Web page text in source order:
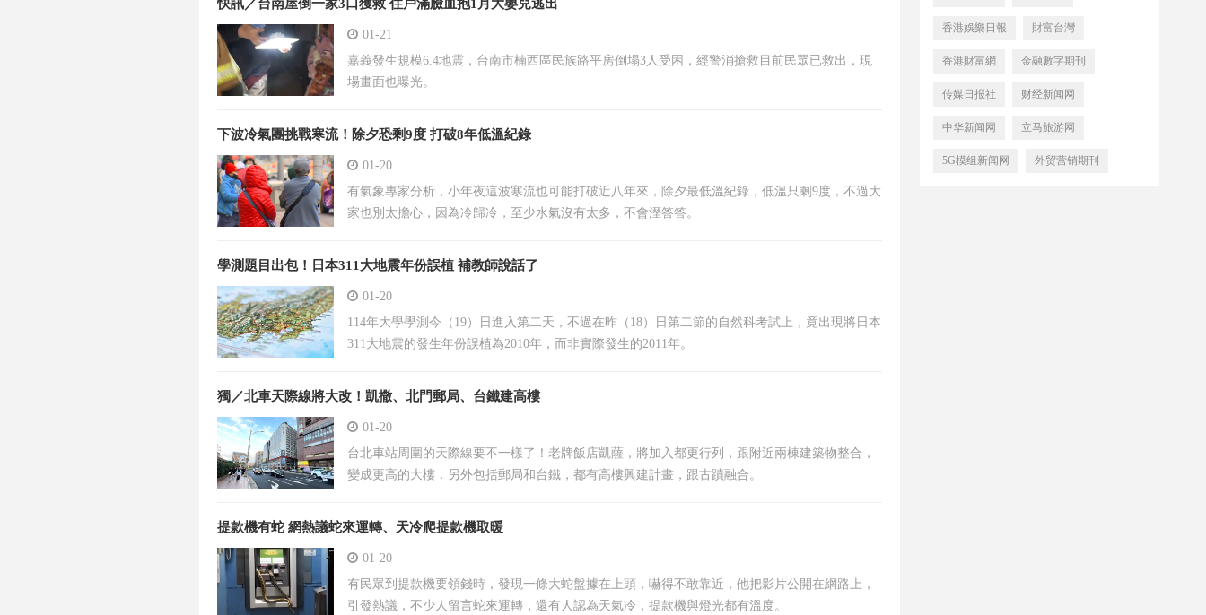
快訊／台南屋倒一家3口獲救 住戶滿臉血抱1月大嬰兒逃出
01-21
嘉義發生規模6.4地震，台南市楠西區民族路平房倒塌3人受困，經警消搶救目前民眾已救出，現
場畫面也曝光。
下波冷氣團挑戰寒流！除夕恐剩9度 打破8年低溫紀錄
01-20
有氣象專家分析，小年夜這波寒流也可能打破近八年來，除夕最低溫紀錄，低溫只剩9度，不過大
家也別太擔心，因為冷歸冷，至少水氣沒有太多，不會溼答答。
學測題目出包！日本311大地震年份誤植 補教師說話了
01-20
114年大學學測今（19）日進入第二天，不過在昨（18）日第二節的自然科考試上，竟出現將日本
311大地震的發生年份誤植為2010年，而非實際發生的2011年。
獨／北車天際線將大改！凱撒、北門郵局、台鐵建高樓
01-20
台北車站周圍的天際線要不一樣了！老牌飯店凱薩，將加入都更行列，跟附近兩棟建築物整合，
變成更高的大樓．另外包括郵局和台鐵，都有高樓興建計畫，跟古蹟融合。
提款機有蛇 網熱議蛇來運轉、天冷爬提款機取暖
01-20
有民眾到提款機要領錢時，發現一條大蛇盤據在上頭，嚇得不敢靠近，他把影片公開在網路上，
引發熱議，不少人留言蛇來運轉，還有人認為天氣冷，提款機與燈光都有溫度。
香港娛樂日報 財富台灣
香港財富網 金融數字期刊
传媒日报社 财经新闻网
中华新闻网 立马旅游网
5G模组新闻网 外贸营销期刊